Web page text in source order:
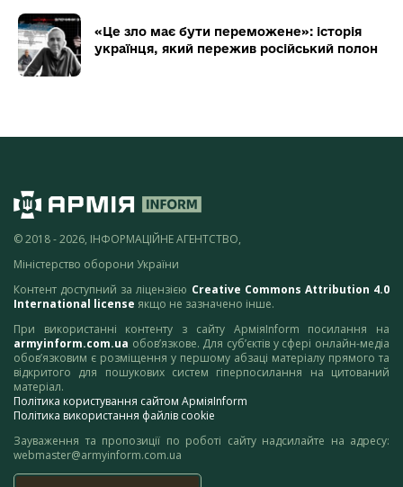
«Це зло має бути переможене»: історія
українця, який пережив російський полон
© 2018 - 2026, ІНФОРМАЦІЙНЕ АГЕНТСТВО,
Міністерство оборони України
Контент доступний за ліцензією Creative Commons Attribution 4.0
International license якщо не зазначено інше.
При використанні контенту з сайту АрміяInform посилання на
armyinform.com.ua обов’язкове. Для суб’єктів у сфері онлайн-медіа
обов’язковим є розміщення у першому абзаці матеріалу прямого та
відкритого для пошукових систем гіперпосилання на цитований
матеріал.
Політика користування сайтом АрміяInform
Політика використання файлів cookie
Зауваження та пропозиції по роботі сайту надсилайте на адресу:
webmaster@armyinform.com.ua